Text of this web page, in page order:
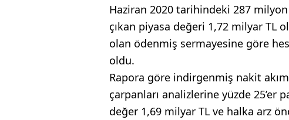
Haziran 2020 tarihindeki 287
çıkan piyasa değeri 1,72 milyar TL
olan ödenmiş sermayesine göre
oldu.
Rapora göre indirgenmiş nakit
çarpanları analizlerine yüzde 25’er
değer 1,69 milyar TL ve halka arz